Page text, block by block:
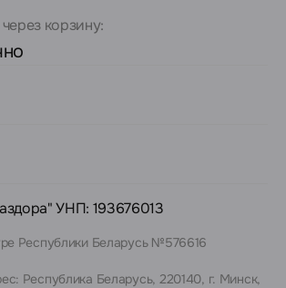
корзину:
УНП: 193676013
Республики Беларусь №576616
Республика Беларусь, 220140, г. Минск,